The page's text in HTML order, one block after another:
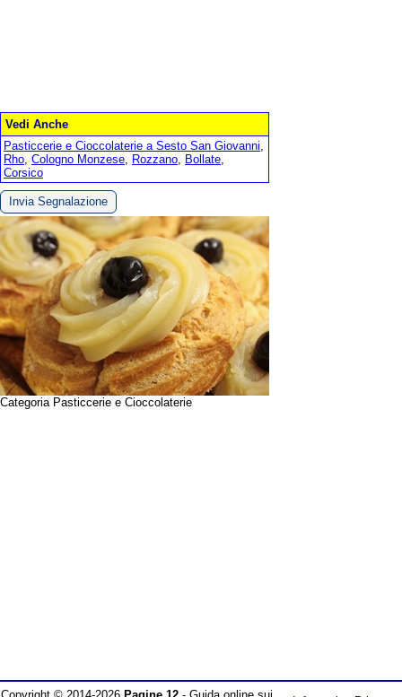
Vedi Anche
Pasticcerie e Cioccolaterie a Sesto San Giovanni,
Rho, Cologno Monzese, Rozzano, Bollate,
Corsico
Invia Segnalazione
Categoria Pasticcerie e Cioccolaterie